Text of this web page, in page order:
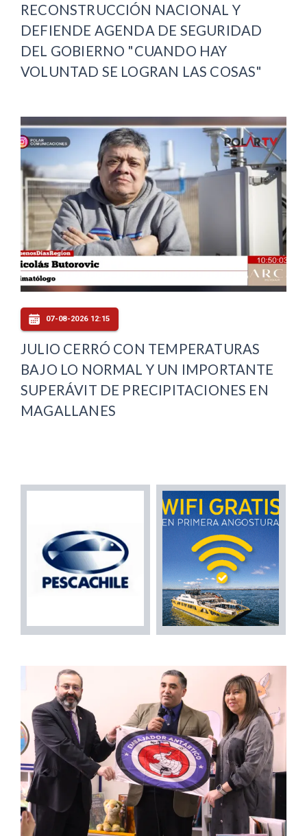
RECONSTRUCCIÓN NACIONAL Y
DEFIENDE AGENDA DE SEGURIDAD
DEL GOBIERNO "CUANDO HAY
VOLUNTAD SE LOGRAN LAS COSAS"
07-08-2026 12:15
JULIO CERRÓ CON TEMPERATURAS
BAJO LO NORMAL Y UN IMPORTANTE
SUPERÁVIT DE PRECIPITACIONES EN
MAGALLANES